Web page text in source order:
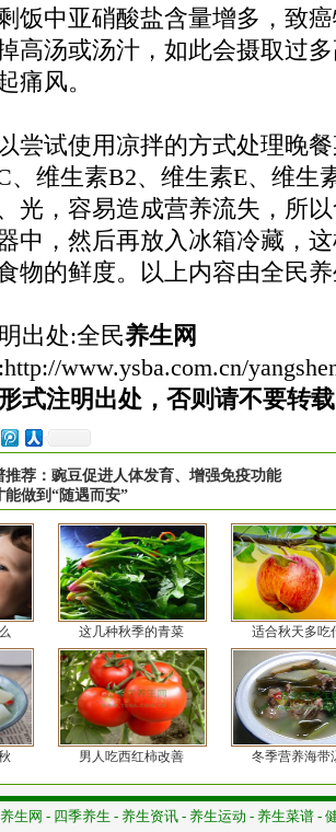
饭中亚硝酸盐含量增多，致
高汤或汤汁，如此会摄取过
痛风。
试使用凉拌的方式处理晚餐
、维生素B2、维生素E、维生
光，容易造成营养流失，所
中，然后再放入冰箱冷藏，
物的鲜度。以上内容由全民
出处:全民养生网
http://www.ysba.com.cn/
式注明出处，否则请不要转
推荐：豌豆促进人体发育、增强免疫功能
能做到“随遇而安”
这几种秋季的青菜 适合秋天多吃
男人吃西红柿改善 冬季营养海带
养生网 - 四季养生 - 养生资讯 - 养生运动 - 养生菜谱 -